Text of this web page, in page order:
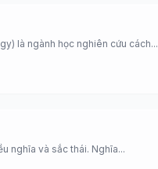
là ngành học nghiên cứu cách...
nghĩa và sắc thái. Nghĩa...